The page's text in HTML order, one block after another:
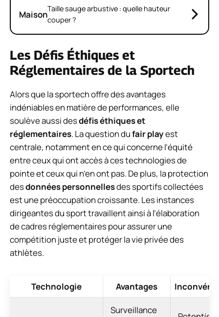
MaisonTaille sauge arbustive : quelle hauteur
couper ?
Les Défis Éthiques et
Réglementaires de la Sportech
Alors que la sportech offre des avantages
indéniables en matière de performances, elle
soulève aussi desdéfis éthiques et
réglementaires. La question dufair playest
centrale, notamment en ce qui concerne l’équité
entre ceux qui ont accès à ces technologies de
pointe et ceux qui n’en ont pas. De plus, la protection
desdonnées personnellesdes sportifs collectées
est une préoccupation croissante. Les instances
dirigeantes du sport travaillent ainsi à l’élaboration
de cadres réglementaires pour assurer une
compétition juste et protéger la vie privée des
athlètes.
Technologie Avantages
Surveillance